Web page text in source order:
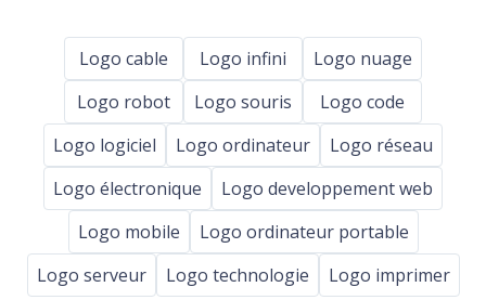
Logo cable Logo infini
Logo nuage
Logo robot
Logo souris
Logo code
Logo logiciel
Logo ordinateur
Logo réseau
Logo électronique
Logo developpement web
Logo mobile
Logo ordinateur portable
Logo serveur
Logo technologie Logo imprimer